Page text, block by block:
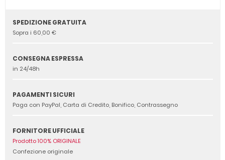
SPEDIZIONE GRATUITA
Sopra i 60,00 €
CONSEGNA ESPRESSA
in 24/48h
PAGAMENTI SICURI
Paga con PayPal, Carta di Credito, Bonifico, Contrassegno
FORNITORE UFFICIALE
Prodotto 100% ORIGINALE
Confezione originale